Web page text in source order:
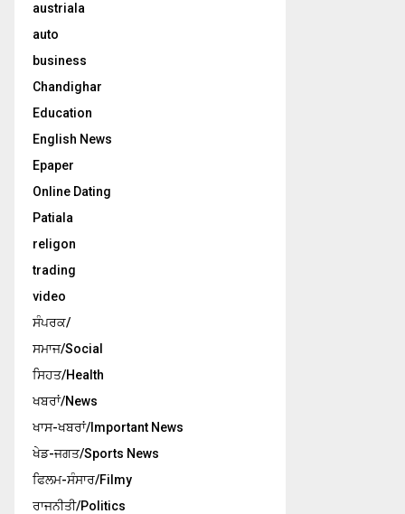
austriala
auto
business
Chandighar
Education
English News
Epaper
Online Dating
Patiala
religon
trading
video
ਸੰਪਰਕ/
ਸਮਾਜ/Social
ਸਿਹਤ/Health
ਖਬਰਾਂ/News
ਖਾਸ-ਖਬਰਾਂ/Important News
ਖੇਡ-ਜਗਤ/Sports News
ਫਿਲਮ-ਸੰਸਾਰ/Filmy
ਰਾਜਨੀਤੀ/Politics